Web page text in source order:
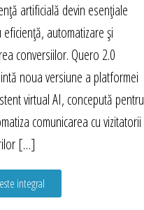
artificială devin esențiale
eficiență, automatizare și
conversiilor. Quero 2.0
noua versiune a platformei
virtual AI, concepută pentru
comunicarea cu vizitatorii
[…]
integral